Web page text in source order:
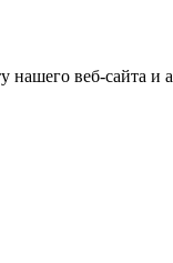
веб-сайта и